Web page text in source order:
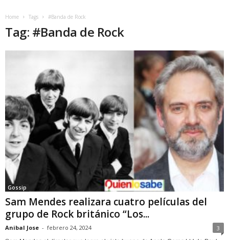
Home Tags #Banda de Rock
Tag: #Banda de Rock
Gossip
Sam Mendes realizara cuatro películas del
grupo de Rock británico “Los...
Anibal Jose - febrero 24, 2024 3